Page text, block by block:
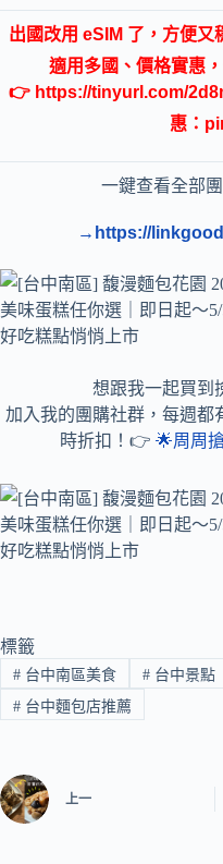
出國改用 eSIM 了，方便
適用多國、價格實惠
👉 https://tinyurl.com/
惠：
一鍵查看全部
→https://
想跟我一起買到
加入我的團購社群，每週都
時折扣！👉🌟周周
標籤
#台中南區美食 #台中景點
#台中麵包店推薦
上一